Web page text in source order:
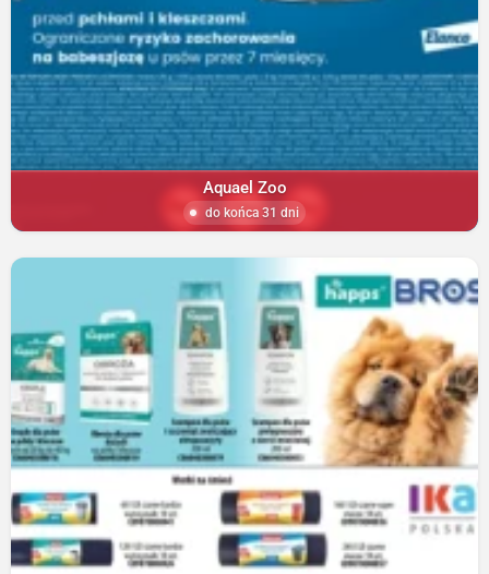
Aquael Zoo
do końca 31 dni